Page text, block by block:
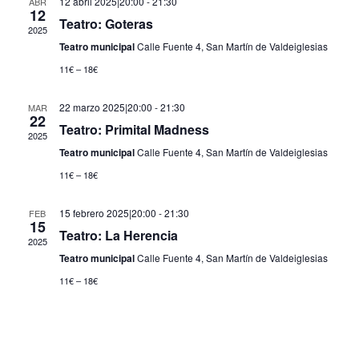
12
2025 Teatro: Goteras
Teatro municipalCalle Fuente 4, San Martín de Valdeiglesias
11€ – 18€
MAR
22
2025
22 marzo 2025|20:00 -21:30
Teatro: Primital Madness
Teatro municipalCalle Fuente 4, San Martín de Valdeiglesias
11€ – 18€
FEB
15
2025
15 febrero 2025|20:00 -21:30
Teatro: La Herencia
Teatro municipalCalle Fuente 4, San Martín de Valdeiglesias
11€ – 18€